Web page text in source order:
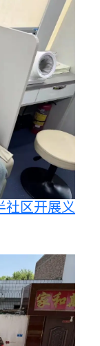
社区开展义